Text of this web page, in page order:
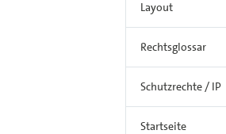
Layout
Rechtsglossar
Schutzrechte / IP
Startseite